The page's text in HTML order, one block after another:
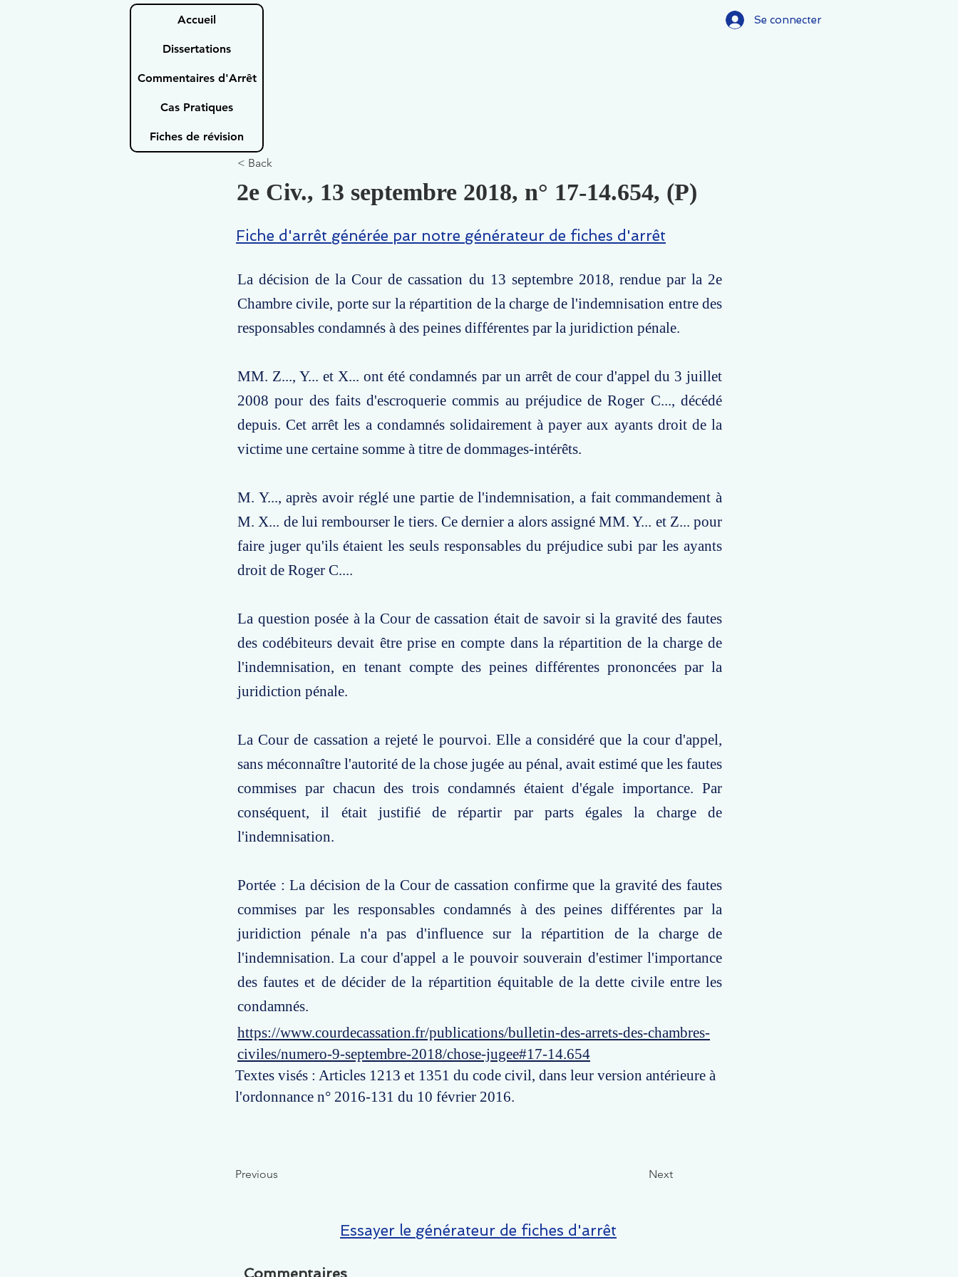
Accueil
Dissertations
Commentaires d'Arrêt
Cas Pratiques
Fiches de révision
Se connecter
< Back
2e Civ., 13 septembre 2018, n° 17-14.654, (P)
Fiche d'arrêt générée par notre générateur de fiches d'arrêt
La décision de la Cour de cassation du 13 septembre 2018, rendue par la 2e
Chambre civile, porte sur la répartition de la charge de l'indemnisation entre des
responsables condamnés à des peines différentes par la juridiction pénale.
MM. Z..., Y... et X... ont été condamnés par un arrêt de cour d'appel du 3 juillet
2008 pour des faits d'escroquerie commis au préjudice de Roger C..., décédé
depuis. Cet arrêt les a condamnés solidairement à payer aux ayants droit de la
victime une certaine somme à titre de dommages-intérêts.
M. Y..., après avoir réglé une partie de l'indemnisation, a fait commandement à
M. X... de lui rembourser le tiers. Ce dernier a alors assigné MM. Y... et Z... pour
faire juger qu'ils étaient les seuls responsables du préjudice subi par les ayants
droit de Roger C....
La question posée à la Cour de cassation était de savoir si la gravité des fautes
des codébiteurs devait être prise en compte dans la répartition de la charge de
l'indemnisation, en tenant compte des peines différentes prononcées par la
juridiction pénale.
La Cour de cassation a rejeté le pourvoi. Elle a considéré que la cour d'appel,
sans méconnaître l'autorité de la chose jugée au pénal, avait estimé que les fautes
commises par chacun des trois condamnés étaient d'égale importance. Par
conséquent, il était justifié de répartir par parts égales la charge de
l'indemnisation.
Portée : La décision de la Cour de cassation confirme que la gravité des fautes
commises par les responsables condamnés à des peines différentes par la
juridiction pénale n'a pas d'influence sur la répartition de la charge de
l'indemnisation. La cour d'appel a le pouvoir souverain d'estimer l'importance
des fautes et de décider de la répartition équitable de la dette civile entre les
condamnés.
https://www.courdecassation.fr/publications/bulletin-des-arrets-des-chambres-
civiles/numero-9-septembre-2018/chose-jugee#17-14.654
Textes visés : Articles 1213 et 1351 du code civil, dans leur version antérieure à
l'ordonnance n° 2016-131 du 10 février 2016.
Previous Next
Essayer le générateur de fiches d'arrêt
Commentaires